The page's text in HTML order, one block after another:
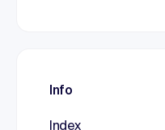
Info
Index